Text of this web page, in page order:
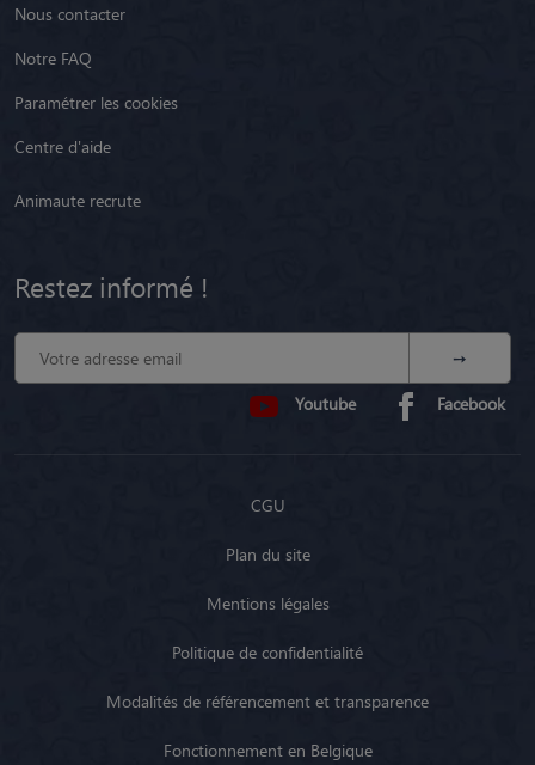
Nous contacter
Notre FAQ
Paramétrer les cookies
Centre d'aide
Animaute recrute
Restez informé !
Youtube Facebook
CGU
Plan du site
Mentions légales
Politique de confidentialité
Modalités de référencement et transparence
Fonctionnement en Belgique